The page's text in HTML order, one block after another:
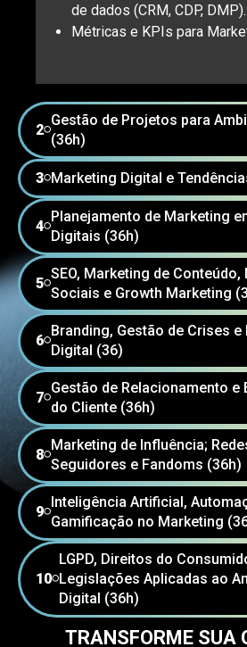
de dados (CRM, CDP, DMP).
Métricas e KPIs para
2⚪
Gestão de Projetos para
(36h)
3⚪Marketing Digital e
4⚪
Planejamento de Marketing
Digitais (36h)
5⚪
SEO, Marketing de Conteúdo,
Sociais e Growth Marketing
6⚪
Branding, Gestão de Crises e
Digital (36)
7⚪
Gestão de Relacionamento e
do Cliente (36h)
8⚪
Marketing de Influência;
Seguidores e Fandoms (36h)
9⚪
Inteligência Artificial,
Gamificação no Marketing
10⚪
LGPD, Direitos do
Legislações Aplicadas ao
Digital (36h)
TRANSFORME SUA